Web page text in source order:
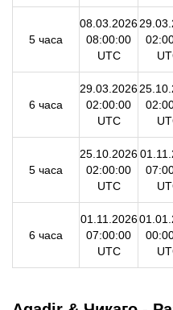
5 часа
08.03.2026
08:00:00
UTC
6 часа
29.03.2026
02:00:00
UTC
5 часа
25.10.2026
02:00:00
UTC
6 часа
01.11.2026
07:00:00
UTC